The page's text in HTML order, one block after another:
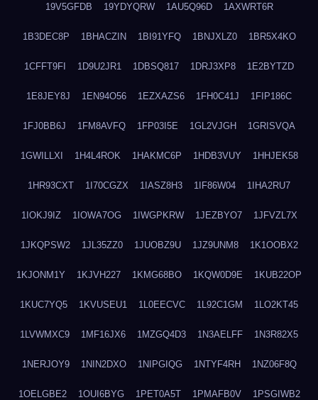
19V5GFDB 19YDYQRW 1AU5Q96D 1AXWRT6R
1B3DEC8P 1BHACZIN 1BI91YFQ 1BNJXLZ0 1BR5X4KO
1CFFT9FI 1D9U2JR1 1DBSQ817 1DRJ3XP8 1E2BYTZD
1E8JEY8J 1EN94O56 1EZXAZS6 1FH0C41J 1FIP186C
1FJ0BB6J 1FM8AVFQ 1FP03I5E 1GL2VJGH 1GRISVQA
1GWILLXI 1H4L4ROK 1HAKMC6P 1HDB3VUY 1HHJEK58
1HR93CXT 1I70CGZX 1IASZ8H3 1IF86W04 1IHA2RU7
1IOKJ9IZ 1IOWA7OG 1IWGPKRW 1JEZBYO7 1JFVZL7X
1JKQPSW2 1JL35ZZ0 1JUOBZ9U 1JZ9UNM8 1K1OOBX2
1KJONM1Y 1KJVH227 1KMG68BO 1KQW0D9E 1KUB22OP
1KUC7YQ5 1KVUSEU1 1L0EECVC 1L92C1GM 1LO2KT45
1LVWMXC9 1MF16JX6 1MZGQ4D3 1N3AELFF 1N3R82X5
1NERJOY9 1NIN2DXO 1NIPGIQG 1NTYF4RH 1NZ06F8Q
1OELGBE2 1OUI6BYG 1PET0A5T 1PMAFB0V 1PSGIWB2